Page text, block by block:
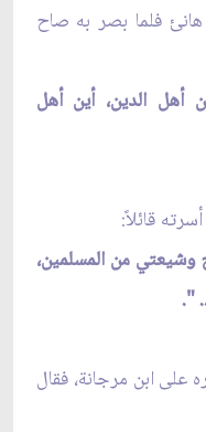
هانئ فلما بصر به صاح
أهل الدين، أين أهل
قائلاً:
من المسلمين،
".
ابن مرجانة، فقال